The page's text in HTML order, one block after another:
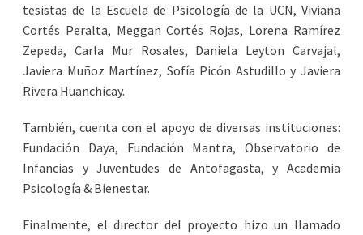
tesistas de la Escuela de Psicología de la UCN, Viviana
Cortés Peralta, Meggan Cortés Rojas, Lorena Ramírez
Zepeda, Carla Mur Rosales, Daniela Leyton Carvajal,
Javiera Muñoz Martínez, Sofía Picón Astudillo y Javiera
Rivera Huanchicay.
También, cuenta con el apoyo de diversas instituciones:
Fundación Daya, Fundación Mantra, Observatorio de
Infancias y Juventudes de Antofagasta, y Academia
Psicología & Bienestar.
Finalmente, el director del proyecto hizo un llamado